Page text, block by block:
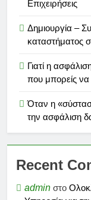
Επιχειρήσεις
Δημιουργία –
καταστήματος
Γιατί η
που μπορείς
Όταν η
την ασφάλιση
Recent
admin στο